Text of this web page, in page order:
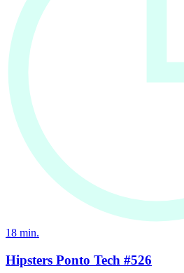
18 min.
Hipsters Ponto Tech #526